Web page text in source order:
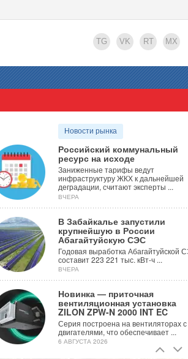
TG VK RT MX
Новости рынка
Российский коммунальный
ресурс на исходе
Заниженные тарифы ведут
инфраструктуру ЖКХ к дальнейшей
деградации, считают эксперты ...
ВЧЕРА
В Забайкалье запустили
крупнейшую в России
Абагайтуйскую СЭС
Годовая выработка Абагайтуйской
составит 223 221 тыс. кВт-ч ...
ВЧЕРА
Новинка — приточная
вентиляционная установка
ZILON ZPW-N 2000 INT EC
Серия построена на вентиляторах
двигателями, что обеспечивает ...
6 АВГУСТА 2026